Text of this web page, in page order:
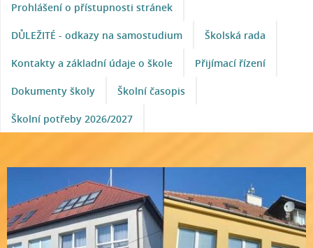
Prohlášení o přístupnosti stránek
DŮLEŽITÉ - odkazy na samostudium Školská rada
Kontakty a základní údaje o škole Přijímací řízení
Dokumenty školy Školní časopis
Školní potřeby 2026/2027